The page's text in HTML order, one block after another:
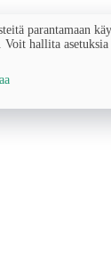
parantamaan
hallita